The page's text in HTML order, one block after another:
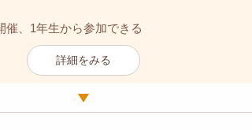
催、1年生から参加できる
詳細をみる